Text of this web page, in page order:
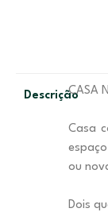
DescriçãoCASA
Casa com 60 m2
ou
Dois